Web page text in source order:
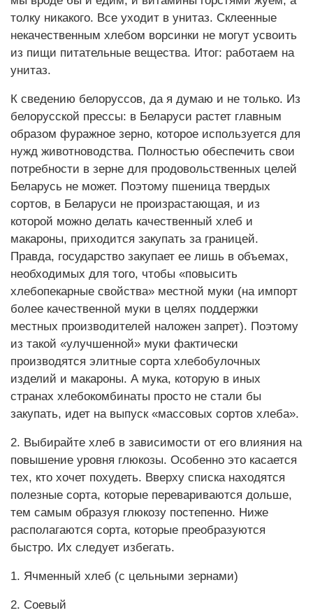
толку никакого. Все уходит в унитаз. Склеенные
некачественным хлебом ворсинки не могут усвоить
из пищи питательные вещества. Итог: работаем на
унитаз.
К сведению белоруссов, да я думаю и не только. Из
белорусской прессы: в Беларуси растет главным
образом фуражное зерно, которое используется для
нужд животноводства. Полностью обеспечить свои
потребности в зерне для продовольственных целей
Беларусь не может. Поэтому пшеница твердых
сортов, в Беларуси не произрастающая, и из
которой можно делать качественный хлеб и
макароны, приходится закупать за границей.
Правда, государство закупает ее лишь в объемах,
необходимых для того, чтобы «повысить
хлебопекарные свойства» местной муки (на импорт
более качественной муки в целях поддержки
местных производителей наложен запрет). Поэтому
из такой «улучшенной» муки фактически
производятся элитные сорта хлебобулочных
изделий и макароны. А мука, которую в иных
странах хлебокомбинаты просто не стали бы
закупать, идет на выпуск «массовых сортов хлеба».
2. Выбирайте хлеб в зависимости от его влияния на
повышение уровня глюкозы. Особенно это касается
тех, кто хочет похудеть. Вверху списка находятся
полезные сорта, которые перевариваются дольше,
тем самым образуя глюкозу постепенно. Ниже
располагаются сорта, которые преобразуются
быстро. Их следует избегать.
1. Ячменный хлеб (с цельными зернами)
2. Соевый